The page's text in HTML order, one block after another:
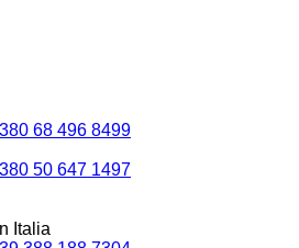
68 496 8499
50 647 1497
Italia